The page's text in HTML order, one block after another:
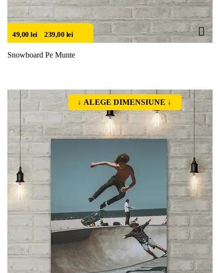
49,00 lei– 239,00 lei
Snowboard Pe Munte